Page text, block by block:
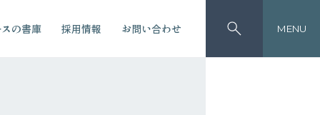
の書庫 採用情報 お問い合わせ MENU